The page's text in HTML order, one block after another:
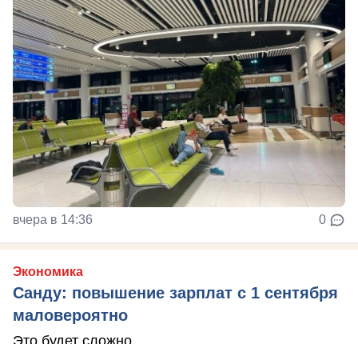
вчера в 14:36 0
Экономика
Санду: повышение зарплат с 1 сентября
маловероятно
Это будет сложно